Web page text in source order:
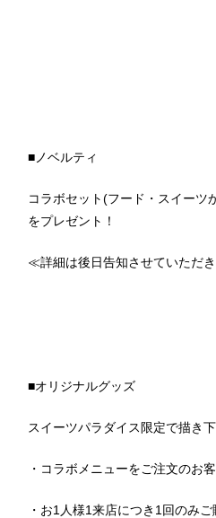
■ノベルティ
コラボセット(フード・スイーツ
をプレゼント！
≪詳細は後日告知させていただ
■オリジナルグッズ
スイーツパラダイス限定で描き
・コラボメニューをご注文のお
・お1人様1来店につき1回のみご